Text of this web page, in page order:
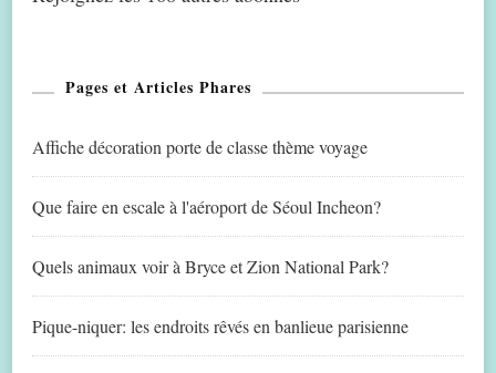
Pages et Articles Phares
Affiche décoration porte de classe thème voyage
Que faire en escale à l'aéroport de Séoul Incheon?
Quels animaux voir à Bryce et Zion National Park?
Pique-niquer: les endroits rêvés en banlieue parisienne